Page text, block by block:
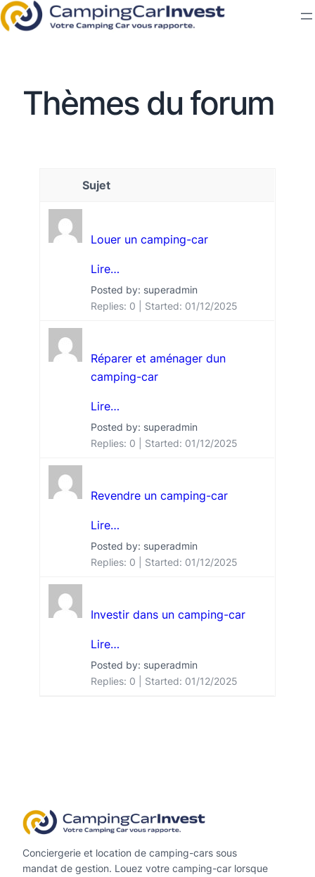
Thèmes du forum
Sujet
Louer un camping-car
Lire…
Posted by: superadmin
Replies: 0
Started: 01/12/2025
Réparer et aménager dun
camping-car
Lire…
Posted by: superadmin
Replies: 0
Started: 01/12/2025
Revendre un camping-car
Lire…
Posted by: superadmin
Replies: 0
Started: 01/12/2025
Investir dans un camping-car
Lire…
Posted by: superadmin
Replies: 0
Started: 01/12/2025
Conciergerie et location de camping-cars sous
mandat de gestion. Louez votre camping-car lorsque